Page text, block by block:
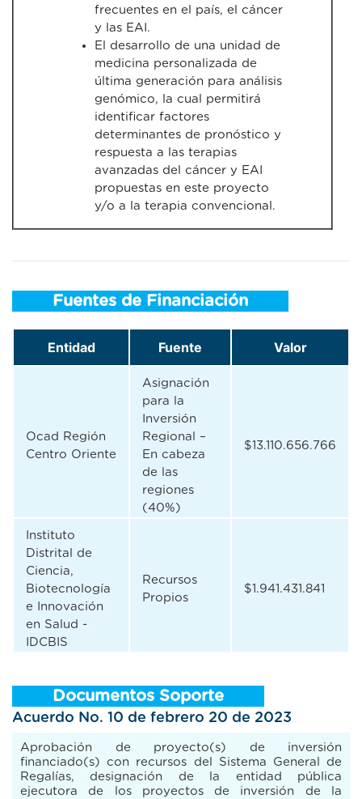
frecuentes en el país, el cáncer
y las EAI.
El desarrollo de una unidad de
medicina personalizada de
última generación para análisis
genómico, la cual permitirá
identificar factores
determinantes de pronóstico y
respuesta a las terapias
avanzadas del cáncer y EAI
propuestas en este proyecto
y/o a la terapia convencional.
Fuentes de Financiación
Entidad Fuente Valor
Ocad Región
Centro Oriente
Asignación
para la
Inversión
Regional –
En cabeza
de las
regiones
(40%)
$13.110.656.766
Instituto
Distrital de
Ciencia,
Biotecnología
e Innovación
en Salud -
IDCBIS
Recursos
Propios
$1.941.431.841
Documentos Soporte
Acuerdo No. 10 de febrero 20 de 2023
Aprobación de proyecto(s) de inversión
financiado(s) con recursos del Sistema General de
Regalías, designación de la entidad pública
ejecutora de los proyectos de inversión de la